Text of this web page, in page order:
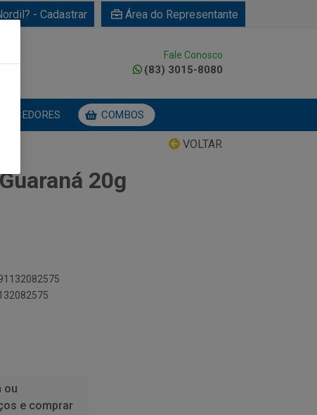
- Cadastrar Área do Representante
Fale Conosco
(83) 3015-8080
COMBOS
VOLTAR
20g
ou
e comprar